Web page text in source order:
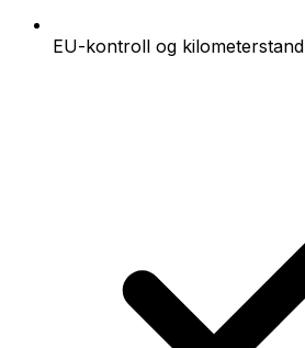
EU-kontroll og kilometerstand